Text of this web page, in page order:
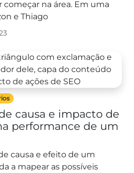
na área. Em uma
e Thiago
causa e impacto de
performance de um
causa e efeito de um
a mapear as possíveis